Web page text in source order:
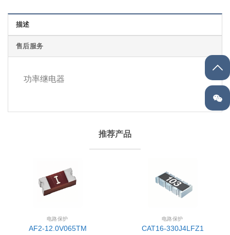
描述
售后服务
功率继电器
推荐产品
电路保护
AF2-12.0V065TM
电路保护
CAT16-330J4LFZ1